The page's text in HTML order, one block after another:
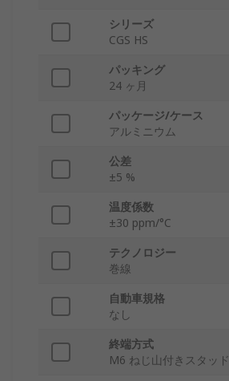
シリーズ
CGS HS
パッキング
24 ヶ月
パッケージ/ケース
アルミニウム
公差
±5 %
温度係数
±30 ppm/°C
テクノロジー
巻線
自動車規格
なし
終端方式
M6 ねじ山付きスタッド